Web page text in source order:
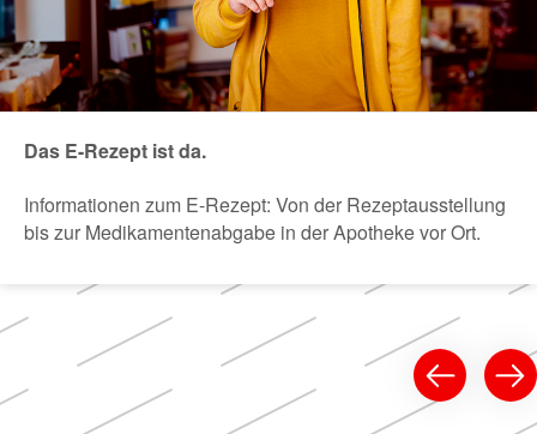
Das E-Rezept ist da.
Informationen zum E-Rezept: Von der Rezeptausstellung
bis zur Medikamentenabgabe in der Apotheke vor Ort.